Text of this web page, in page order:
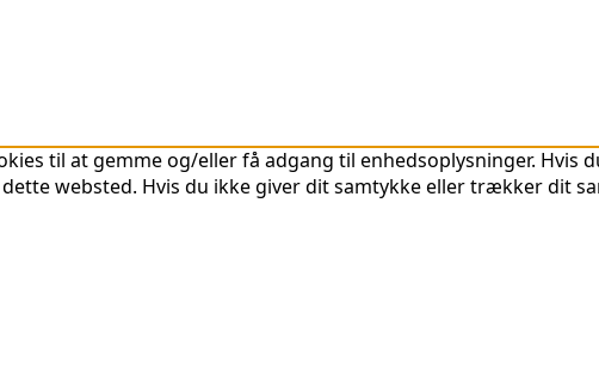
til at gemme og/eller få adgang til enhedsoplysninger. Hvis
websted. Hvis du ikke giver dit samtykke eller trækker dit